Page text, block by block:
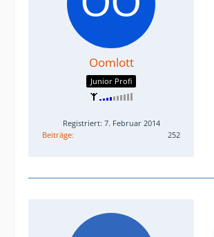
Oomlott
Junior Profi
Registriert: 7. Februar 2014
Beiträge
252